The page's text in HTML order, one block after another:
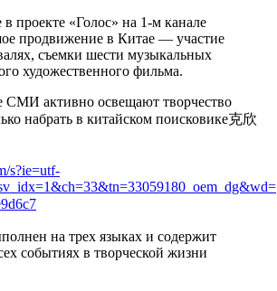
проекте «Голос» на 1-м канале
продвижение в Китае — участие
съемки шести музыкальных
художественного фильма.
СМИ активно освещают творчество
набрать в китайском поисковике克欣
s?ie=utf-
на трех языках и содержит
событиях в творческой жизни